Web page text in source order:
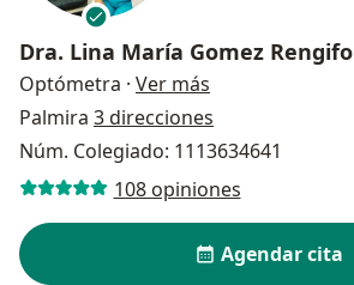
Dra. Lina María Gomez Rengifo
Optómetra · Ver más
Palmira 3 direcciones
Núm. Colegiado: 1113634641
108 opiniones
Agendar cita